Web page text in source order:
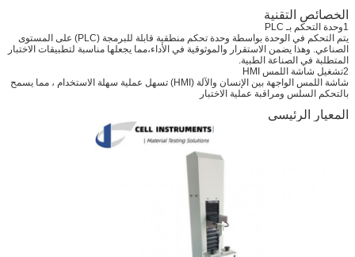
الخصائص التقنية
1وحدة التحكم بـ PLC
يتم التحكم في الوحدة بواسطة وحدة تحكم منطقية قابلة للبرمجة (PLC) على المستوى
الصناعي. وهذا يضمن الاستقرار والموثوقية في الأداء،مما يجعلها مناسبة لتطبيقات الاختبار
المتطلبة في الصناعة الطبية.
2تشغيل شاشة اللمس HMI
شاشة اللمس الواجهة بين الإنسان والآلة (HMI) تسهل عملية سهلة الاستخدام ، مما يسمح
بالتحكم السلس ومراقبة عملية الاختبار
المعيار الرئيسي